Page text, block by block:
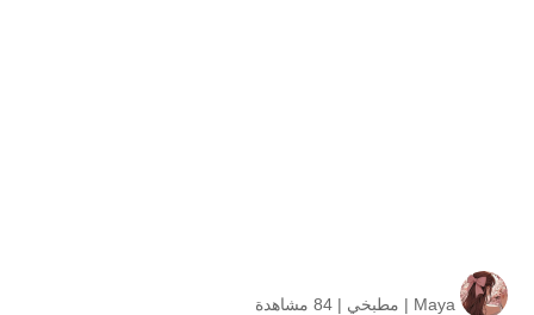
Maya
| مطبخي | 84 مشاهدة